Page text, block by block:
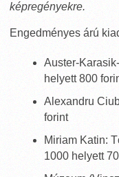
képregényekre.
Engedményes árú
Auster-
helyett 800
Alexandru
forint
Miriam Katin:
1000 helyett